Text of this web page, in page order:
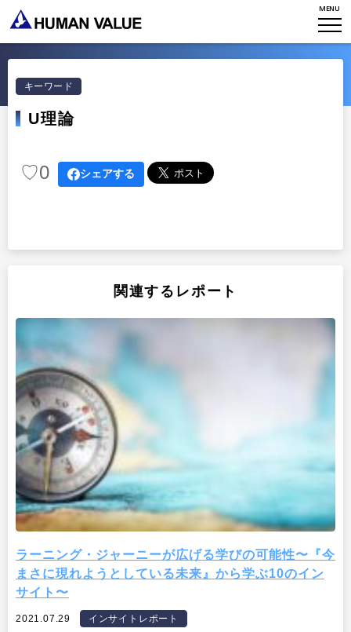
MENU
TOP
WHO WE ARE
研究員紹介
WHAT WE DO
エンゲージメント
リーダーシップ
プラクティショナー養成
リサーチ
イベント・セミナー
イベント・セミナー
出版
その他
キーワード
U理論
♡0 シェアする
関連するレポート
ラーニング・ジャーニーが広げる学びの可能性〜『今
まさに現れようとしている未来』から学ぶ10のイン
サイト〜
2021.07.29 インサイトレポート